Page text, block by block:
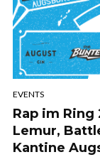
EVENTS
Rap im Ring
Lemur,
Kantine